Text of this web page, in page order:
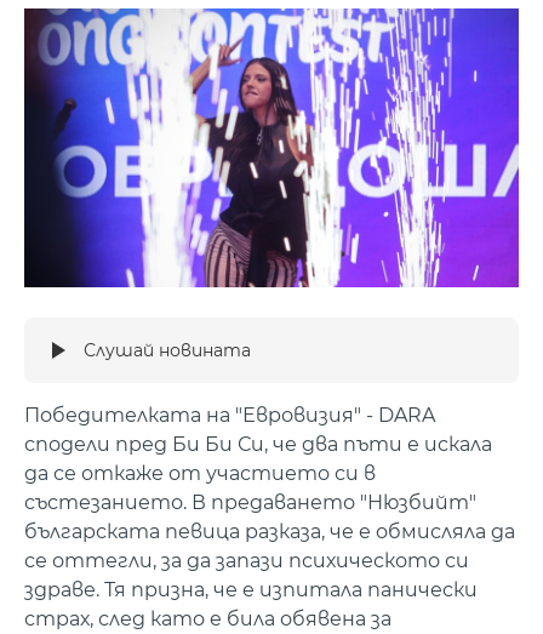
Слушай новината
Победителката на "Евровизия" - DARA
сподели пред Би Би Си, че два пъти е искала
да се откаже от участието си в
състезанието. В предаването "Нюзбийт"
българската певица разказа, че е обмисляла да
се оттегли, за да запази психическото си
здраве. Тя призна, че е изпитала панически
страх, след като е била обявена за